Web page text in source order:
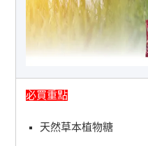
必買重點
天然草本植物糖